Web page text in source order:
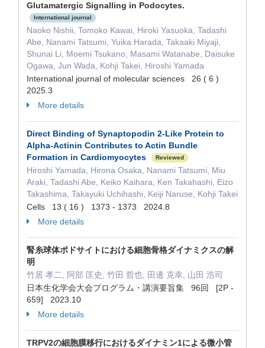
Glutamatergic Signalling in Podocytes.
International journal
Naoko Nishii, Tomoko Kawai, Hiroki Yasuoka, Tadashi
Abe, Nanami Tatsumi, Yuika Harada, Takaaki Miyaji,
Shunai Li, Moemi Tsukano, Masami Watanabe, Daisuke
Ogawa, Jun Wada, Kohji Takei, Hiroshi Yamada
International journal of molecular sciences 26 ( 6 )
2025.3
More details
Direct Binding of Synaptopodin 2-Like Protein to
Alpha-Actinin Contributes to Actin Bundle
Formation in Cardiomyocytes
Reviewed
Hiroshi Yamada, Hirona Osaka, Nanami Tatsumi, Miu
Araki, Tadashi Abe, Keiko Kaihara, Ken Takahashi, Eizo
Takashima, Takayuki Uchihashi, Keiji Naruse, Kohji Takei
Cells 13 ( 16 ) 1373 - 1373 2024.8
More details
腎糸球体ポドサイトにおける細胞骨格ダイナミクスの解
明
竹居 孝二, 阿部 匡史, 竹田 哲也, 田邊 克幸, 山田 浩司
日本生化学会大会プログラム・講演要旨集 96回 [2P -
659] 2023.10
More details
TRPV2の細胞膜移行におけるダイナミン1による微小管